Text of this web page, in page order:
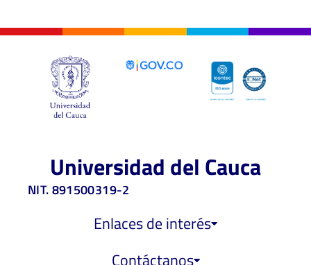
Universidad del Cauca
NIT. 891500319-2
Enlaces de interés
Contáctanos